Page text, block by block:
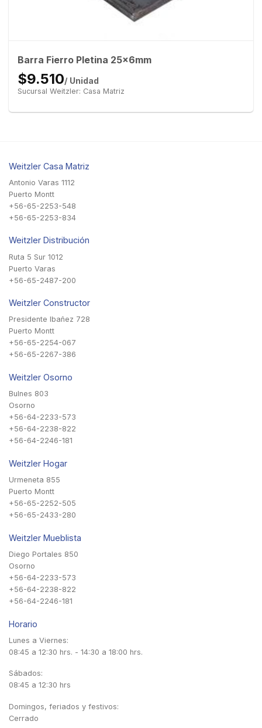
Barra Fierro Pletina 25x6mm
$9.510/ Unidad
Sucursal Weitzler: Casa Matriz
Weitzler Casa Matriz
Antonio Varas 1112
Puerto Montt
+56-65-2253-548
+56-65-2253-834
Weitzler Distribución
Ruta 5 Sur 1012
Puerto Varas
+56-65-2487-200
Weitzler Constructor
Presidente Ibañez 728
Puerto Montt
+56-65-2254-067
+56-65-2267-386
Weitzler Osorno
Bulnes 803
Osorno
+56-64-2233-573
+56-64-2238-822
+56-64-2246-181
Weitzler Hogar
Urmeneta 855
Puerto Montt
+56-65-2252-505
+56-65-2433-280
Weitzler Mueblista
Diego Portales 850
Osorno
+56-64-2233-573
+56-64-2238-822
+56-64-2246-181
Horario
Lunes a Viernes:
08:45 a 12:30 hrs. - 14:30 a 18:00 hrs.
Sábados:
08:45 a 12:30 hrs
Domingos, feriados y festivos:
Cerrado